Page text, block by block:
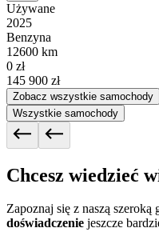
Używane
2025
Benzyna
12600 km
0 zł
145 900 zł
Zobacz wszystkie samochody
Wszystkie samochody
Chcesz wiedzieć
Zapoznaj się z naszą szeroką
doświadczenie jeszcze